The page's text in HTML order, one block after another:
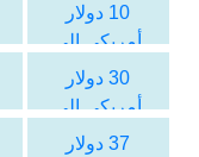
10 دولار
أمريكي الى
الليرة التركية
30 دولار
أمريكي الى
الليرة التركية
37 دولار